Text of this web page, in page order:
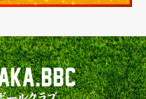
選手権大会 大阪支部予